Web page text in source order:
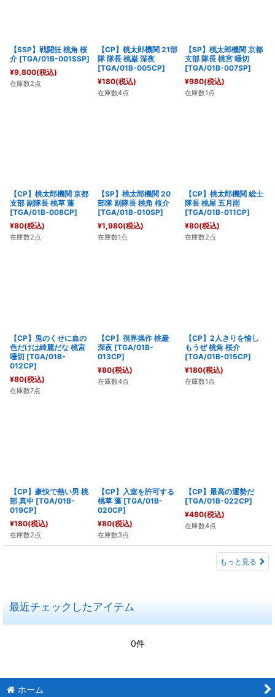
【SSP】戦闘狂 桃角 桜
介 [TGA/01B-001SSP]
¥9,800(税込)
在庫数2点
【CP】桃太郎機関 21部
隊 隊長 桃巌 深夜
[TGA/01B-005CP]
¥180(税込)
在庫数4点
【SP】桃太郎機関 京都
支部 隊長 桃宮 唾切
[TGA/01B-007SP]
¥980(税込)
在庫数1点
【CP】桃太郎機関 京都
支部 副隊長 桃草 蓬
[TGA/01B-008CP]
¥80(税込)
在庫数2点
【SP】桃太郎機関 20
部隊 副隊長 桃角 桜介
[TGA/01B-010SP]
¥1,980(税込)
在庫数1点
【CP】桃太郎機関 総士
隊長 桃屋 五月雨
[TGA/01B-011CP]
¥80(税込)
在庫数2点
【CP】鬼のくせに血の
色だけは綺麗だな 桃宮
唾切 [TGA/01B-
012CP]
¥80(税込)
在庫数7点
【CP】視界操作 桃巌
深夜 [TGA/01B-
013CP]
¥80(税込)
在庫数4点
【CP】2人きりを愉し
もうぜ 桃角 桜介
[TGA/01B-015CP]
¥180(税込)
在庫数1点
【CP】豪快で熱い男 桃
部 真中 [TGA/01B-
019CP]
¥180(税込)
在庫数2点
【CP】入室を許可する
桃草 蓬 [TGA/01B-
020CP]
¥80(税込)
在庫数3点
【CP】最高の運勢だ
[TGA/01B-022CP]
¥480(税込)
在庫数4点
もっと見る
最近チェックしたアイテム
0件
ホーム